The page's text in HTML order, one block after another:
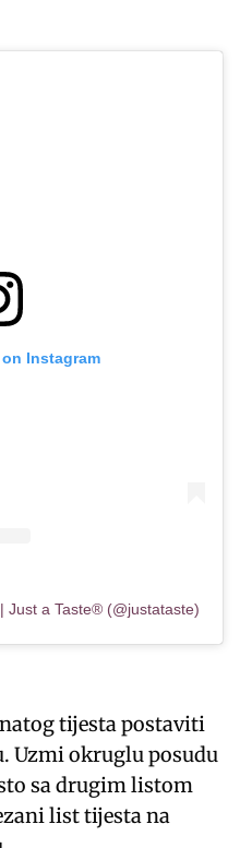
Instagram
Just a Taste® (@justataste)
tijesta postaviti
Uzmi okruglu posudu
sa drugim listom
list tijesta na